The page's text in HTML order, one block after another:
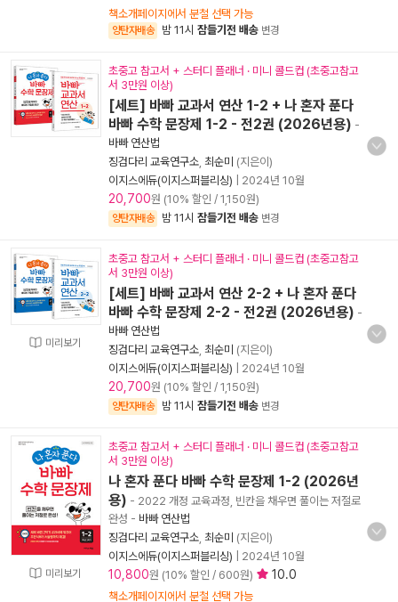
책소개페이지에서 분철 선택 가능
양탄자배송 밤 11시 잠들기전 배송 변경
초중고 참고서 + 스터디 플래너 · 미니 콜드컵 (초중고참고
서 3만원 이상)
[세트] 바빠 교과서 연산 1-2 + 나 혼자 푼다
바빠 수학 문장제 1-2 - 전2권 (2026년용) -
바빠 연산법
징검다리 교육연구소 최순미 (지은이)
이지스에듀(이지스퍼블리싱)
2024년 10월
20,700원 (10% 할인 / 1,150원)
양탄자배송 밤 11시 잠들기전 배송 변경
미리보기
초중고 참고서 + 스터디 플래너 · 미니 콜드컵 (초중고참고
서 3만원 이상)
[세트] 바빠 교과서 연산 2-2 + 나 혼자 푼다
바빠 수학 문장제 2-2 - 전2권 (2026년용) -
바빠 연산법
징검다리 교육연구소 최순미 (지은이)
이지스에듀(이지스퍼블리싱)
2024년 10월
20,700원 (10% 할인 / 1,150원)
양탄자배송 밤 11시 잠들기전 배송 변경
미리보기
초중고 참고서 + 스터디 플래너 · 미니 콜드컵 (초중고참고
서 3만원 이상)
나 혼자 푼다 바빠 수학 문장제 1-2 (2026년
용) - 2022 개정 교육과정, 빈칸을 채우면 풀이는 저절로
완성 - 바빠 연산법
징검다리 교육연구소 최순미 (지은이)
이지스에듀(이지스퍼블리싱)
2024년 10월
10,800원 (10% 할인 / 600원) 10.0
책소개페이지에서 분철 선택 가능